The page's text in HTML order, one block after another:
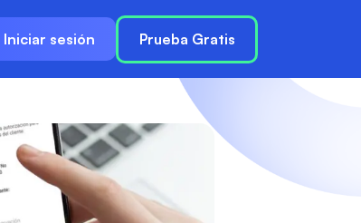
Iniciar sesión Prueba Gratis